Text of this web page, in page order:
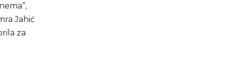
Jahić
za